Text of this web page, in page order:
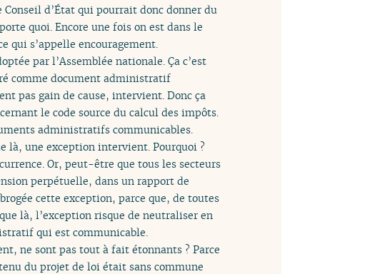
d’État qui pourrait donc donner du
quoi. Encore une fois on est dans le
qui s’appelle encouragement.
par l’Assemblée nationale. Ça c’est
comme document administratif
pas gain de cause, intervient. Donc ça
le code source du calcul des impôts.
administratifs communicables.
là, une exception intervient. Pourquoi ?
Or, peut-être que tous les secteurs
perpétuelle, dans un rapport de
cette exception, parce que, de toutes
là, l’exception risque de neutraliser en
qui est communicable.
ne sont pas tout à fait étonnants ? Parce
du projet de loi était sans commune